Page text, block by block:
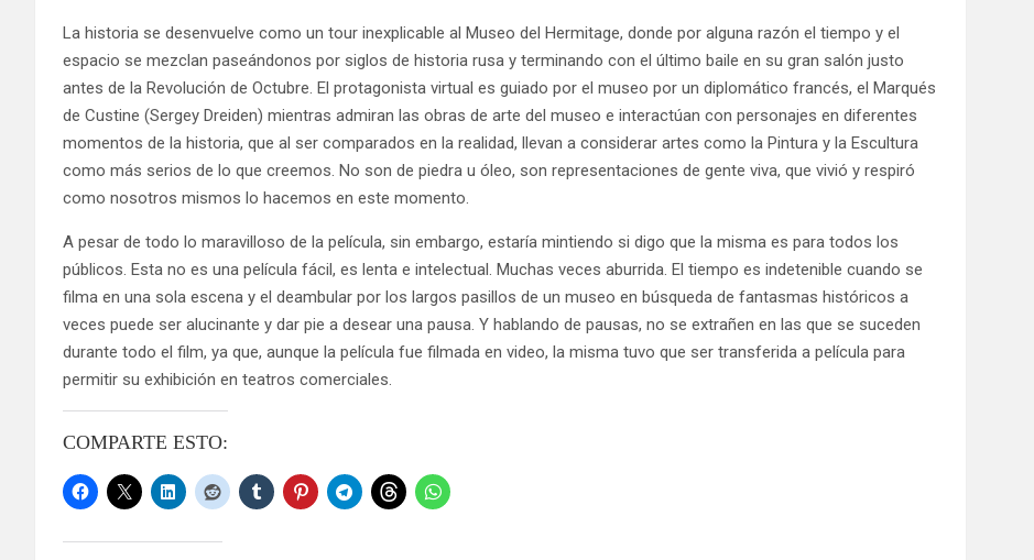
La historia se desenvuelve como un tour inexplicable al Museo del Hermitage, donde por alguna razón el tiempo y el
espacio se mezclan paseándonos por siglos de historia rusa y terminando con el último baile en su gran salón justo
antes de la Revolución de Octubre. El protagonista virtual es guiado por el museo por un diplomático francés, el Marqués
de Custine (Sergey Dreiden) mientras admiran las obras de arte del museo e interactúan con personajes en diferentes
momentos de la historia, que al ser comparados en la realidad, llevan a considerar artes como la Pintura y la Escultura
como más serios de lo que creemos. No son de piedra u óleo, son representaciones de gente viva, que vivió y respiró
como nosotros mismos lo hacemos en este momento.
A pesar de todo lo maravilloso de la película, sin embargo, estaría mintiendo si digo que la misma es para todos los
públicos. Esta no es una película fácil, es lenta e intelectual. Muchas veces aburrida. El tiempo es indetenible cuando se
filma en una sola escena y el deambular por los largos pasillos de un museo en búsqueda de fantasmas históricos a
veces puede ser alucinante y dar pie a desear una pausa. Y hablando de pausas, no se extrañen en las que se suceden
durante todo el film, ya que, aunque la película fue filmada en video, la misma tuvo que ser transferida a película para
permitir su exhibición en teatros comerciales.
COMPARTE ESTO: